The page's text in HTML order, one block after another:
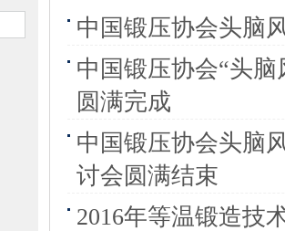
中国锻压协会头脑
中国锻压协会“头
圆满完成
中国锻压协会头脑
讨会圆满结束
2016年等温锻造技